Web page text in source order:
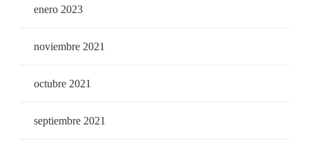
enero 2023
noviembre 2021
octubre 2021
septiembre 2021